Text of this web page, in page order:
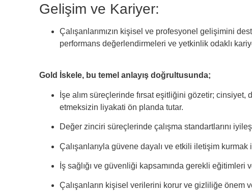
Gelişim ve Kariyer:
Çalışanlarımızın kişisel ve profesyonel gelişimini
performans değerlendirmeleri ve yetkinlik odaklı
Gold İskele, bu temel anlayış doğrultusunda;
İşe alım süreçlerinde fırsat eşitliğini gözetir;
etmeksizin liyakati ön planda tutar.
Değer zinciri süreçlerinde çalışma standartlarını
Çalışanlarıyla güvene dayalı ve etkili iletişim kurmak
İş sağlığı ve güvenliği kapsamında gerekli eğitimleri
Çalışanların kişisel verilerini korur ve gizliliğe önem